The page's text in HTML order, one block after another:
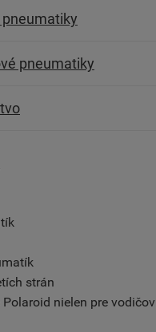
pneumatiky
strán
nielen pre vodičov